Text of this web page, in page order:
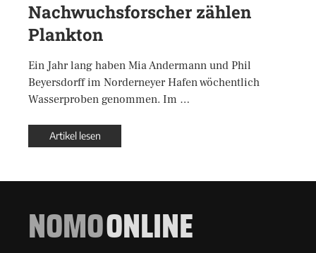
Nachwuchsforscher zählen
Plankton
Ein Jahr lang haben Mia Andermann und Phil
Beyersdorff im Norderneyer Hafen wöchentlich
Wasserproben genommen. Im …
Artikel lesen
NOMOONLINE